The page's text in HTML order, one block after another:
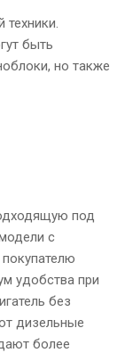
техники.
быть
но также
под
с
удобства при
без
дизельные
более